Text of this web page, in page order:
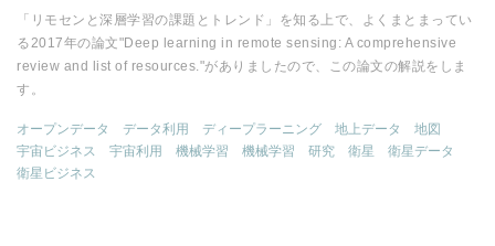
「リモセンと深層学習の課題とトレンド」を知る上で、よくまとまってい
る2017年の論文"Deep learning in remote sensing: A comprehensive
review and list of resources."がありましたので、この論文の解説をしま
す。
オープンデータ データ利用 ディープラーニング 地上データ
地図
宇宙ビジネス
宇宙利用 機械学習 機械学習 研究 衛星
衛星データ
衛星ビジネス